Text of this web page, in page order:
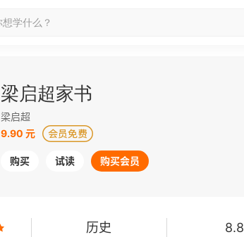
梁启超家书
梁启超
9.90 元
购买 试读 购买会员
历史 8.8